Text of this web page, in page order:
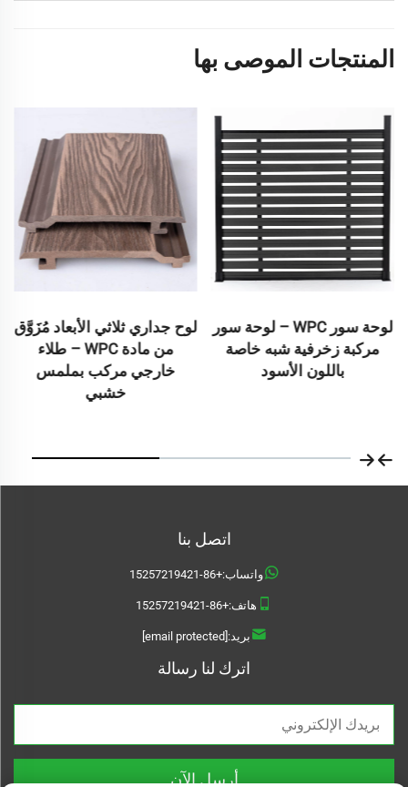
المنتجات الموصى بها
لوحة سور WPC – لوحة سور
مركبة زخرفية شبه خاصة
باللون الأسود
لوح جداري ثلاثي الأبعاد مُزَوَّق
من مادة WPC – طلاء
خارجي مركب بملمس
خشبي
اتصل بنا
واتساب:+86-15257219421
هاتف:+86-15257219421
بريد:[email protected]
اترك لنا رسالة
أرسل الآن